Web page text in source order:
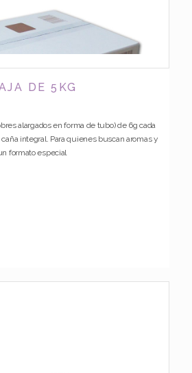
DE 5KG
alargados en forma de tubo) de 6g cada
integral. Para quienes buscan aromas y
formato especial